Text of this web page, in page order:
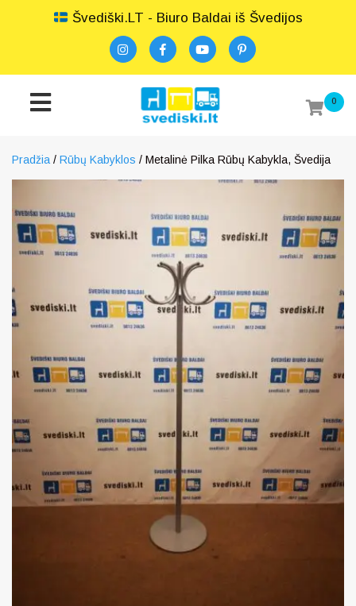
Švediški.LT - Biuro Baldai iš Švedijos
0
Pradžia / Rūbų Kabyklos / Metalinė Pilka Rūbų Kabykla, Švedija